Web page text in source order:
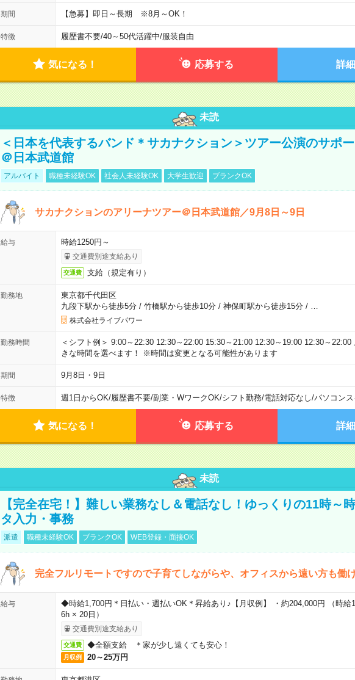
期間 【急募】即日～長期 ※8月～OK！
特徴 履歴書不要/40～50代活躍中/服装自由
気になる！ 応募する 詳
未読
＜日本を代表するバンド＊サカナクション＞ツアー公演のサポ
＠日本武道館
アルバイト 職種未経験OK 社会人未経験OK 大学生歓迎 ブランクOK
サカナクションのアリーナツアー＠日本武道館／9月8日～9日
給与 時給1250円～
交通費別途支給あり
交通費 支給（規定有り）
勤務地
東京都千代田区
九段下駅から徒歩5分/ 竹橋駅から徒歩10分/ 神保町駅から徒歩15分/
株式会社ライブパワー
勤務時間
＜シフト例＞ 9:00～22:30 12:30～22:00 15:30～21:00 12:30～19:00 12:30～22:00
きな時間を選べます！ ※時間は変更となる可能性があります
期間 9月8日・9日
特徴 週1日からOK/履歴書不要/副業・WワークOK/シフト勤務/電話対応なし/パソコン
気になる！ 応募する 詳
未読
【完全在宅！】難しい業務なし＆電話なし！ゆっくりの11時～
タ入力・事務
派遣 職種未経験OK ブランクOK WEB登録・面接OK
完全フルリモートですので子育てしながらや、オフィスから遠い方も働
給与
◆時給1,700円＊日払い・週払いOK＊昇給あり♪【月収例】 ・約204,000円 （時給
6h × 20日）
交通費別途支給あり
交通費 ◆全額支給 ＊家が少し遠くても安心！
月収例 20～25万円